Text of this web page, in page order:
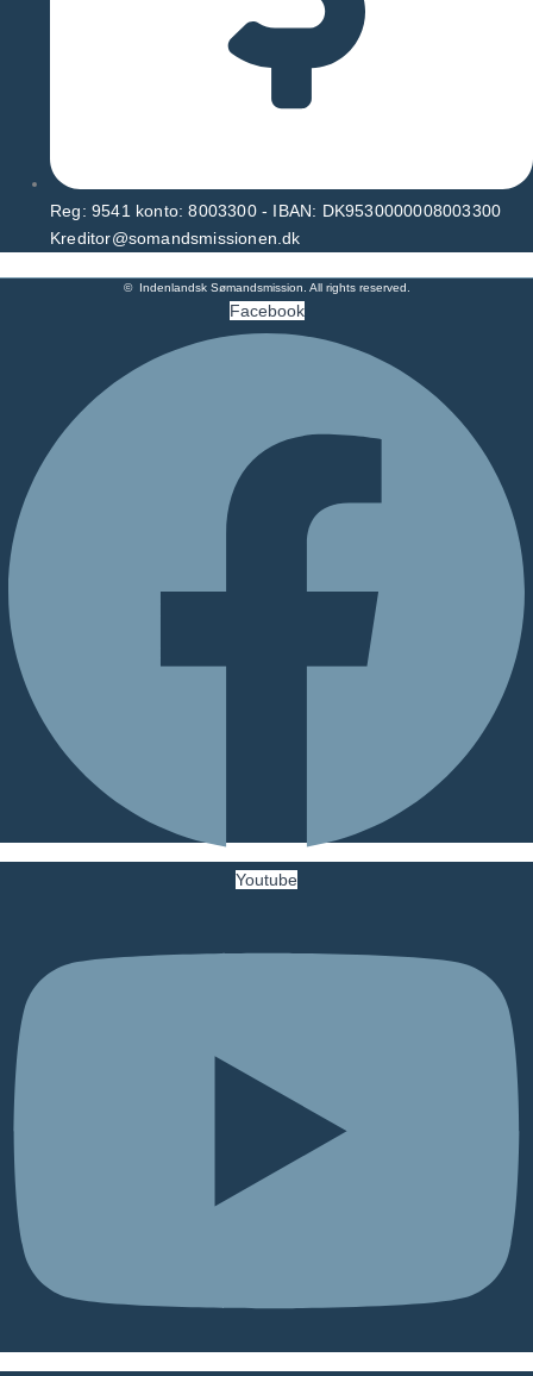
Reg: 9541 konto: 8003300 - IBAN: DK9530000008003300
Kreditor@somandsmissionen.dk
© Indenlandsk Sømandsmission. All rights reserved.
Facebook
Youtube